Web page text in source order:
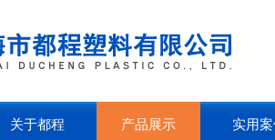
关于都程 产品展示 实用